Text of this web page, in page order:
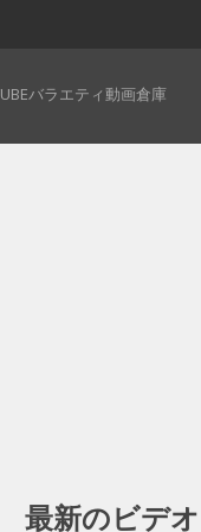
バラエティ動画倉庫
最新のビデオ